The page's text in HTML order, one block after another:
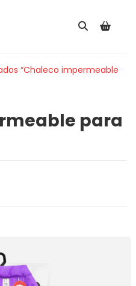
“Chaleco impermeable
para